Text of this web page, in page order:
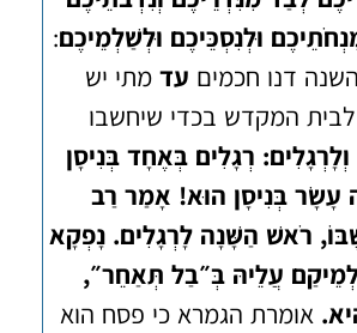
וּלְנִסְכֵּיכֶם וּלְשַׁלְמֵיכֶם:
דנו חכמים עד מתי יש
המקדש בכדי שיחשבו
וְלָרְגָלִים: רְגָלִים בְּאֶחָד בְּנִיסָן
עָשָׂר בְּנִיסָן הוּא! אָמַר רַב
רֹאשׁ הַשָּׁנָה לָרְגָלִים. נָפְקָא
עֲלֵיהּ בְּ״בַל תְּאַחֵר״,
אומרת הגמרא כי פסח הוא